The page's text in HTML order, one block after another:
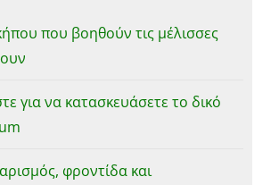
που βοηθούν τις μέλισσες
για να κατασκευάσετε το δικό
φροντίδα και